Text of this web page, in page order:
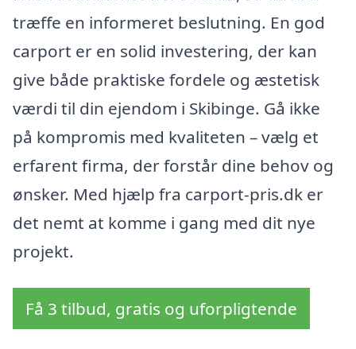
træffe en informeret beslutning. En god
carport er en solid investering, der kan
give både praktiske fordele og æstetisk
værdi til din ejendom i Skibinge. Gå ikke
på kompromis med kvaliteten – vælg et
erfarent firma, der forstår dine behov og
ønsker. Med hjælp fra carport-pris.dk er
det nemt at komme i gang med dit nye
projekt.
Få 3 tilbud, gratis og uforpligtende